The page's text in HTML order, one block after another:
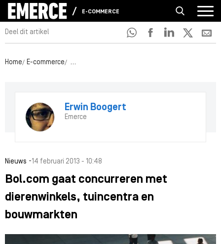
E-COMMERCE
Deel dit artikel
Home E-commerce Bol.com gaat concurreren met dierenwinkels,
Erwin Boogert
Emerce
Nieuws -14 februari 2013 - 10:48
Bol.com gaat concurreren met
dierenwinkels, tuincentra en
bouwmarkten